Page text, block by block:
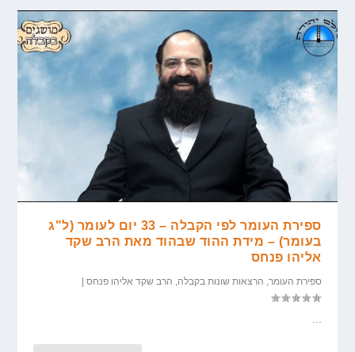
ספירת העומר לפי הקבלה – 33 יום לעומר (ל"ג
בעומר) – מידת ההוד שבהוד מאת הרב שקד
אליהו פנחס
ספירת העומר, הרצאות שונות בקבלה, הרב שקד אליהו פנחס